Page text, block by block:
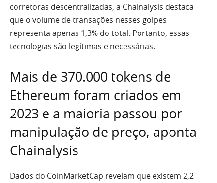
corretoras descentralizadas, a Chainalysis destaca
que o volume de transações nesses golpes
representa apenas 1,3% do total. Portanto, essas
tecnologias são legítimas e necessárias.
Mais de 370.000 tokens de
Ethereum foram criados em
2023 e a maioria passou por
manipulação de preço, aponta
Chainalysis
Dados do CoinMarketCap revelam que existem 2,2